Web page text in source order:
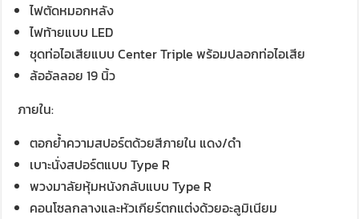
ไฟตัดหมอกหลัง
ไฟท้ายแบบ LED
ชุดท่อไอเสียแบบ Center Triple พร้อมปลอกท่อไอเสีย
ล้ออัลลอย 19 นิ้ว
ภายใน:
ตอกย้ำความสปอร์ตด้วยสีภายใน แดง/ดำ
เบาะนั่งสปอร์ตแบบ Type R
พวงมาลัยหุ้มหนังกลับแบบ Type R
คอนโซลกลางและหัวเกียร์ตกแต่งด้วยอะลูมิเนียม